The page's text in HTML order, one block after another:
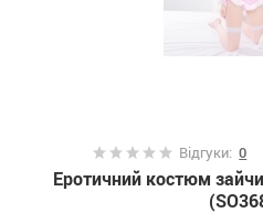
Відгуки:0
Еротичний костюм